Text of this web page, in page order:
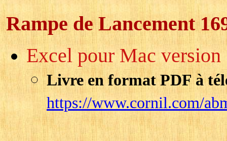
Rampe de Lancement
Excel pour Mac version
Livre en format PDF à
https://www.cornil.com/